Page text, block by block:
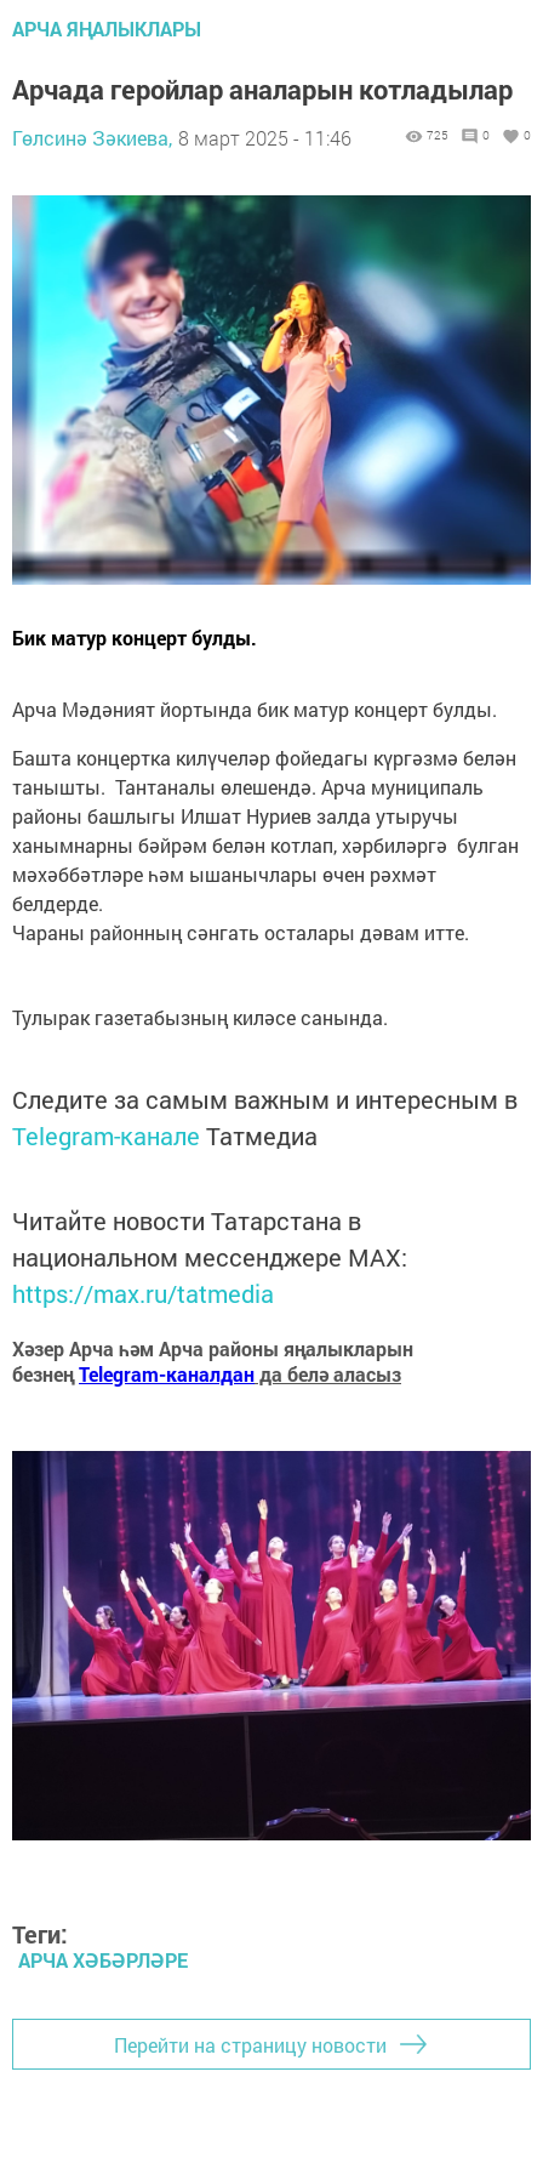
АРЧА ЯҢАЛЫКЛАРЫ
Арчада геройлар аналарын котладылар
Гөлсинә Зәкиева, 8 март 2025 - 11:46 725 0 0
Бик матур концерт булды.
Арча Мәдәният йортында бик матур концерт булды.
Башта концертка килүчеләр фойедагы күргәзмә белән
танышты. Тантаналы өлешендә. Арча муниципаль
районы башлыгы Илшат Нуриев залда утыручы
ханымнарны бәйрәм белән котлап, хәрбиләргә булган
мәхәббәтләре һәм ышанычлары өчен рәхмәт
белдерде.
Чараны районның сәнгать осталары дәвам итте.
Тулырак газетабызның киләсе санында.
Следите за самым важным и интересным в
Telegram-канале Татмедиа
Читайте новости Татарстана в
национальном мессенджере MАХ:
https://max.ru/tatmedia
Хәзер Арча һәм Арча районы яңалыкларын
безнеңTelegram-каналданда белә аласыз
Теги:
АРЧА ХӘБӘРЛӘРЕ
Перейти на страницу новости